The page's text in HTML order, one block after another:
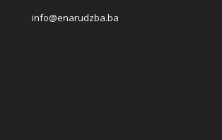
info@enarudzba.ba